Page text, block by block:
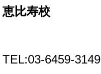
恵比寿校
TEL:03-6459-3149